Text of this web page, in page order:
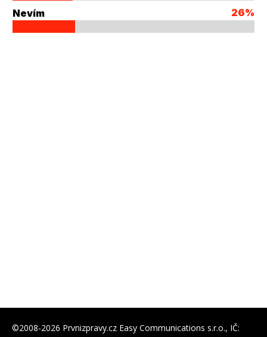
Nevím 26%
©2008-2026 Prvnizpravy.cz Easy Communications s.r.o., IČ: